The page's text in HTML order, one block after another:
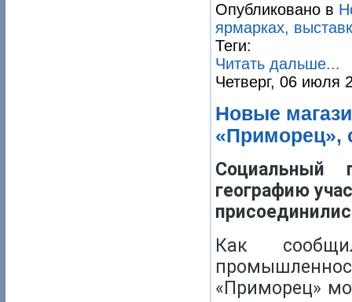
Опубликовано в
ярмарках,
Теги:
Читать дальше...
Четверг, 06 июля
Новые
«Приморец»,
Социальный
географию
Как
«Приморец»